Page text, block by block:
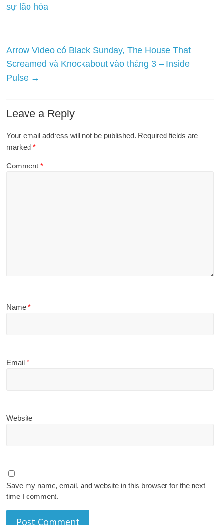
sự lão hóa
Arrow Video có Black Sunday, The House That
Screamed và Knockabout vào tháng 3 – Inside
Pulse →
Leave a Reply
Your email address will not be published. Required fields are
marked*
Comment*
Name*
Email*
Website
Save my name, email, and website in this browser for the next
time I comment.